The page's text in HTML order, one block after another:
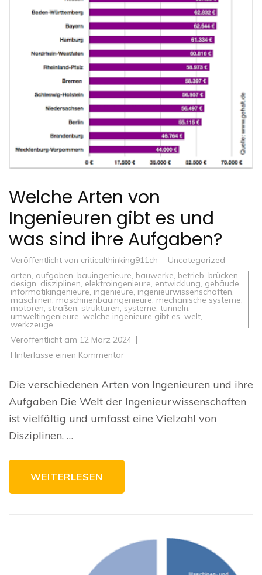
Welche Arten von
Ingenieuren gibt es und
was sind ihre Aufgaben?
Veröffentlicht von criticalthinking911ch
Uncategorized
arten, aufgaben, bauingenieure, bauwerke, betrieb, brücken,
design, disziplinen, elektroingenieure, entwicklung, gebäude,
informatikingenieure, ingenieure, ingenieurwissenschaften,
maschinen, maschinenbauingenieure, mechanische systeme,
motoren, straßen, strukturen,systeme, tunneln,
umweltingenieure, welche ingenieure gibt es, welt,
werkzeuge
Veröffentlicht am 12 März 2024
Hinterlasse einen Kommentarzu
Ingenieuren
es
was
Die verschiedenen Arten von Ingenieuren und ihre
Aufgaben Die Welt der Ingenieurwissenschaften
ist vielfältig und umfasst eine Vielzahl von
Disziplinen, …
WEITERLESEN